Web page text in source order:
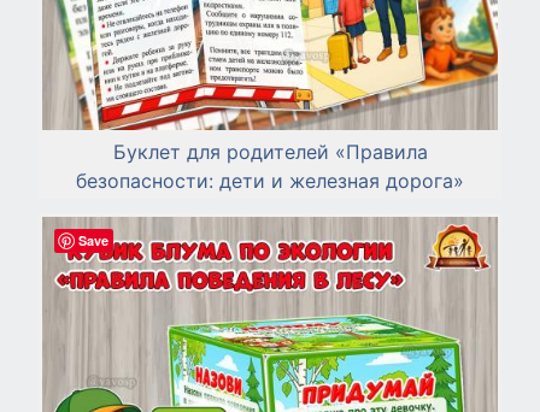
Буклет для родителей «Правила
безопасности: дети и железная дорога»
Save